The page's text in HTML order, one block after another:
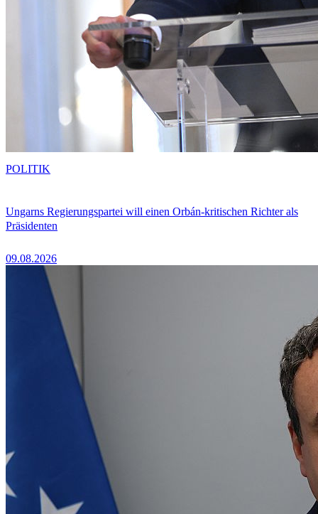
Ungarns Regierungspartei will einen Orbán-kritischen Richter als
Präsidenten
09.08.2026
POLITIK